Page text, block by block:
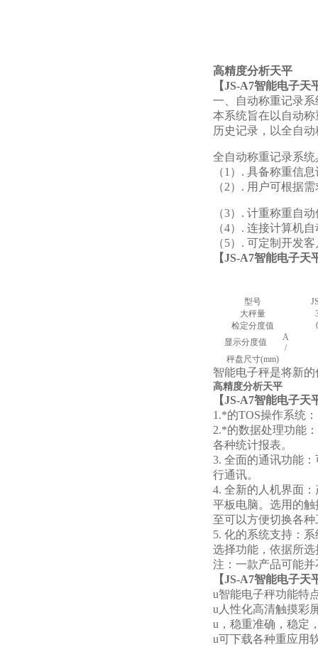
高精度分析天平
【JS-A7智能电子天
一、自动称重记录系
本系统旨在以自动
历史记录，以全自
全自动称重记录系
（1）. 具备称重信
（2）. 用户可根据
（3）. 计重称重自
（4）. 连接计算机
（5）. 可定制开发
【JS-A7智能电子天
型号
大秤量
检定分度值
显示分度值
A
/
秤盘尺寸(mm)
智能电子秤是将新
高精度分析天平
【JS-A7智能电子天
1.*的TOS操作系统
2.*的数据处理功能
各种统计报表。
3. 全面的通讯功能
行通讯。
4. 全新的人机界面
平板电脑。选用的
至可以方便切换各
5. 化的系统支持：
选择功能，依据所
注：一款产品可能
【JS-A7智能电子天
u智能电子秤功能特
u人性化高清触摸彩
u，稳重准确，稳定
u可下载各种重应用